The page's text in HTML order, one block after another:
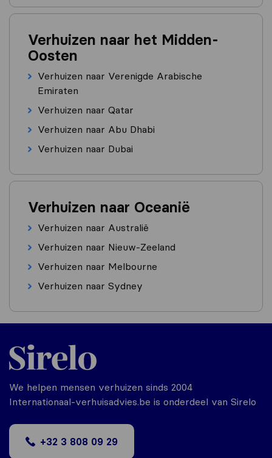
Verhuizen naar het Midden-
Oosten
Verhuizen naar Verenigde Arabische
Emiraten
Verhuizen naar Qatar
Verhuizen naar Abu Dhabi
Verhuizen naar Dubai
Verhuizen naar Oceanië
Verhuizen naar Australië
Verhuizen naar Nieuw-Zeeland
Verhuizen naar Melbourne
Verhuizen naar Sydney
We helpen mensen verhuizen sinds 2004
Internationaal-verhuisadvies.be is onderdeel van Sirelo
+32 3 808 09 29